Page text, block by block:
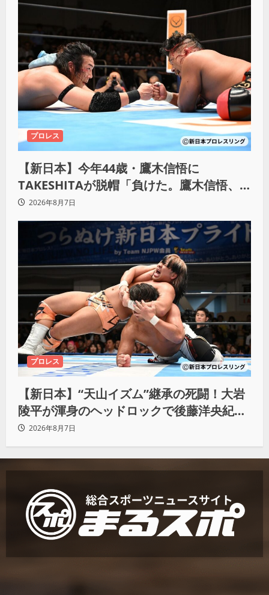
プロレス
【新日本】今年44歳・鷹木信悟に
TAKESHITAが脱帽「負けた。鷹木信悟、
強いわ！」
2026年8月7日
プロレス
【新日本】“天山イズム”継承の死闘！大岩
陵平が渾身のヘッドロックで後藤洋央紀か
らタップ奪取 執念の「リベンジ＆4勝目」
2026年8月7日